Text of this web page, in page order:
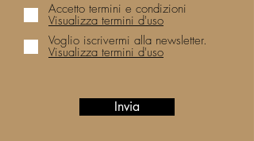
Accetto termini e condizioni
Visualizza termini d'uso
Voglio iscrivermi alla newsletter.
Visualizza termini d'uso
Invia